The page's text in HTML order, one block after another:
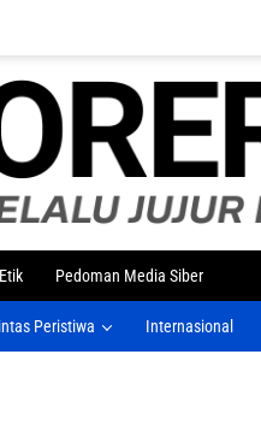
Pedoman Media Siber
Peristiwa Internasional